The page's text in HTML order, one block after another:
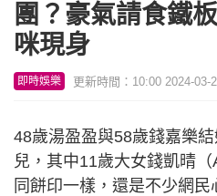
團？豪氣請食鐵
咪現身
即時娛樂 更新時間：10:00 2024-03-
48歲湯盈盈與58歲錢嘉樂
兒，其中11歲大女錢凱晴
同餅印一樣，還是不少網